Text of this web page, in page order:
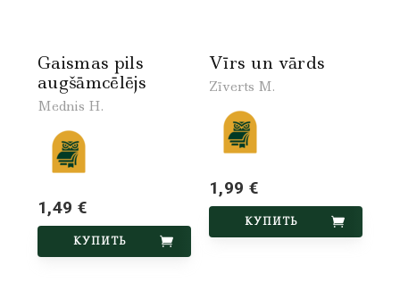
Gaismas pils
augšāmcēlējs
Mednis H.
1,49 €
КУПИТЬ
Vīrs un vārds
Zīverts M.
1,99 €
КУПИТЬ